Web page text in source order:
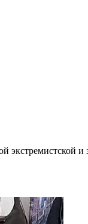
экстремистской и